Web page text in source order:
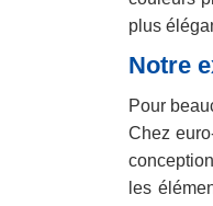
plus
Notre
Pour
Chez
les